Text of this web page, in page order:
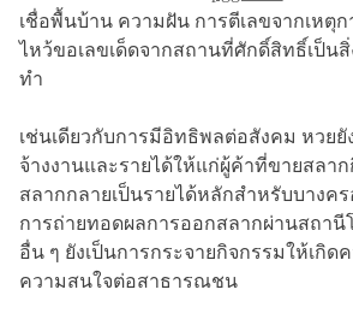
เชื่อพื้นบ้าน ความฝัน การตีเลขจากเหตุ
ไหว้ขอเลขเด็ดจากสถานที่ศักดิ์สิทธิ์เป็น
ทำ
เช่นเดียวกับการมีอิทธิพลต่อสังคม หวยยั
จ้างงานและรายได้ให้แก่ผู้ค้าที่ขายสลา
สลากกลายเป็นรายได้หลักสำหรับบางค
การถ่ายทอดผลการออกสลากผ่านสถา
อื่น ๆ ยังเป็นการกระจายกิจกรรมให้เกิด
ความสนใจต่อสาธารณชน